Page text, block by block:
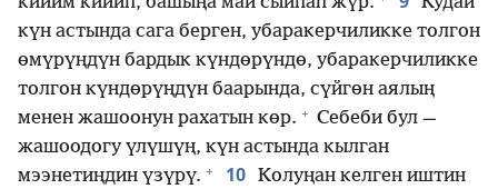
күн астында сага берген, убаракерчиликке толгон
өмүрүңдүн бардык күндөрүндө, убаракерчиликке
толгон күндөрүңдүн баарында, сүйгөн аялың
менен жашоонун рахатын көр. + Себеби бул —
жашоодогу үлүшүң, күн астында кылган
мээнетиңдин үзүрү. + 10 Колуңан келген иштин